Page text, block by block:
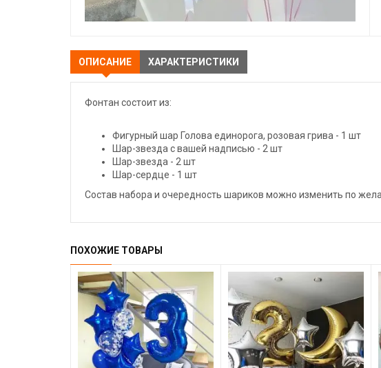
ОПИСАНИЕ ХАРАКТЕРИСТИКИ
Фонтан состоит из:
Фигурный шар Голова единорога, розовая грива - 1 шт
Шар-звезда с вашей надписью - 2 шт
Шар-звезда - 2 шт
Шар-сердце - 1 шт
Состав набора и очередность шариков можно изменить по
ПОХОЖИЕ ТОВАРЫ